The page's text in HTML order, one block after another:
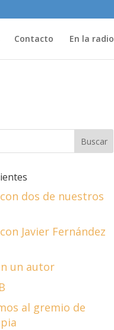
Contacto En la radio
dos de nuestros
Javier Fernández
un autor
al gremio de